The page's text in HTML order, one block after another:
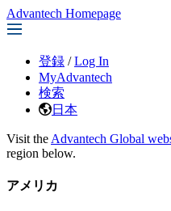
Advantech Homepage
登録 / Log In
MyAdvantech
検索
日本
Visit the Advantech Global
region below.
アメリカ